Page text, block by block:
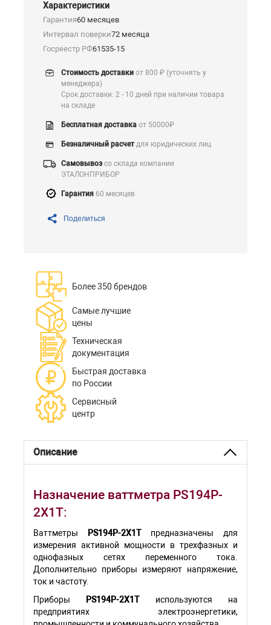
Характеристики
Гарантия60 месяцев
Интервал поверки72 месяца
Госреестр РФ61535-15
Стоимость доставки от 800 ₽ (уточнять у
менеджера)
Срок доставки: 2 - 10 дней при наличии товара
на складе
Бесплатная доставка от 50000₽
Безналичный расчетдля юридических лиц
Самовывозсо склада компании
ЭТАЛОНПРИБОР
Гарантия 60 месяцев
Поделиться
Более 350 брендов
Самые лучшие
цены
Техническая
документация
Быстрая доставка
по России
Сервисный
центр
Описание
Назначение ваттметра PS194P-
2X1T:
Ваттметры PS194P-2X1Tпредназначены для
измерения активной мощности в трехфазных и
однофазных сетях переменного тока.
Дополнительно приборы измеряют напряжение,
ток и частоту.
Приборы
PS194P-2X1T используются на
предприятиях электроэнергетики,